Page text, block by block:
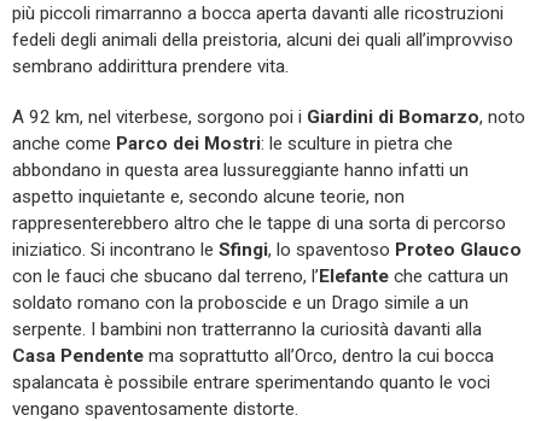
più piccoli rimarranno a bocca aperta davanti alle ricostruzioni
fedeli degli animali della preistoria, alcuni dei quali all’improvviso
sembrano addirittura prendere vita.
A 92 km, nel viterbese, sorgono poi i Giardini di Bomarzo, noto
anche come Parco dei Mostri: le sculture in pietra che
abbondano in questa area lussureggiante hanno infatti un
aspetto inquietante e, secondo alcune teorie, non
rappresenterebbero altro che le tappe di una sorta di percorso
iniziatico. Si incontrano le Sfingi, lo spaventoso Proteo Glauco
con le fauci che sbucano dal terreno, l’Elefante che cattura un
soldato romano con la proboscide e un Drago simile a un
serpente. I bambini non tratterranno la curiosità davanti alla
Casa Pendente ma soprattutto all’Orco, dentro la cui bocca
spalancata è possibile entrare sperimentando quanto le voci
vengano spaventosamente distorte.